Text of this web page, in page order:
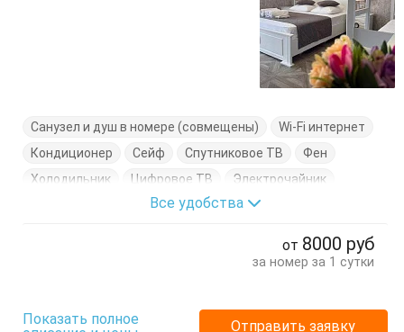
Санузел и душ в номере (совмещены)
Wi-Fi интернет
Кондиционер
Сейф Спутниковое ТВ
Фен
Холодильник
Цифровое ТВ
Электрочайник
Двухэтажная кровать
Туалетный столик
Тумбочки
Все удобства
от 8000 руб
за номер за 1 сутки
Показать полное
Отправить заявку